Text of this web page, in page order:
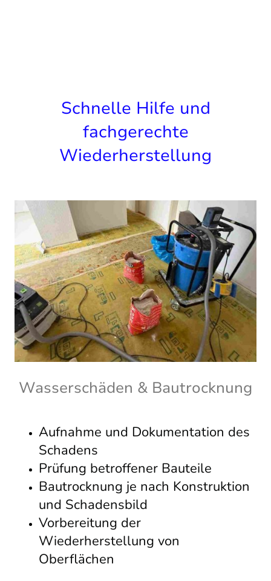
Schnelle Hilfe und
fachgerechte
Wiederherstellung
Wasserschäden & Bautrocknung
Aufnahme und Dokumentation des
Schadens
Prüfung betroffener Bauteile
Bautrocknung je nach Konstruktion
und Schadensbild
Vorbereitung der
Wiederherstellung von
Oberflächen